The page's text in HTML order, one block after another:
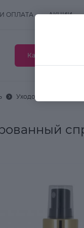
ОПЛАТА АКЦИИ
Каталог товаров
Уходовая косметика